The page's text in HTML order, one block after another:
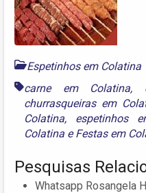
Espetinhos em Colatina
carne em Colatina,
churrasqueiras em
Colatina, espetinhos
Colatina eFestas em
Pesquisas
Whatsapp Rosangela